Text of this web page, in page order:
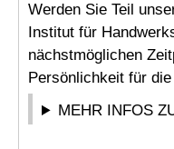
Werden Sie Teil
Institut für
nächstmöglichen
Persönlichkeit für
MEHR INFOS